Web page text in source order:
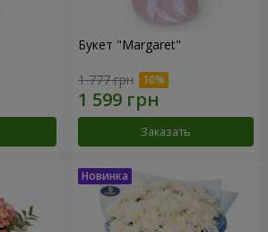
Букет "Margaret"
1 777 грн
Заказать